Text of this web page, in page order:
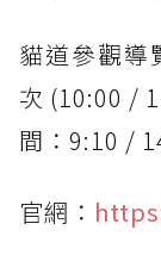
貓道參觀導
次 (10:00 /
間：9:10 /
官網：